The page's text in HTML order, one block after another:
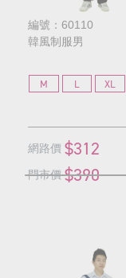
編號：60110
韓風制服男
M L XL
網路價 $312
門市價 $390